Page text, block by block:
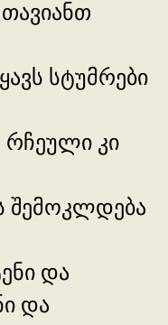
სტუმრები
რჩეული კი
შემოკლდება
და
და